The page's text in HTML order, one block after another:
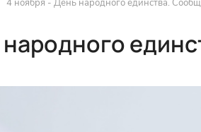
4 ноября - День народного единства.